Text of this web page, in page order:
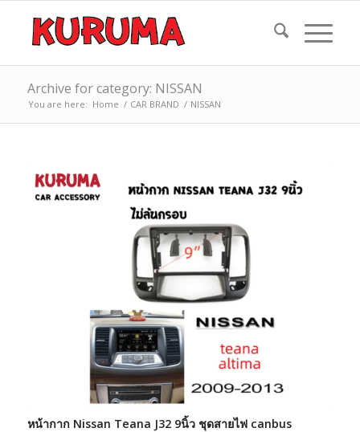
Archive for category: NISSAN
You are here: Home / CAR BRAND / NISSAN
หน้ากาก Nissan Teana J32 9นิ้ว ชุดสายไฟ canbus